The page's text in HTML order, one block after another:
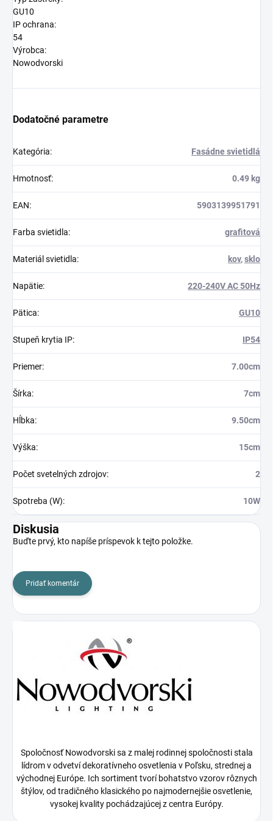
GU10
IP ochrana:
54
Výrobca:
Nowodvorski
Dodatočné parametre
Kategória: Fasádne svietidlá
Hmotnosť: 0.49 kg
EAN: 5903139951791
Farba svietidla: grafitová
Materiál svietidla: kov,sklo
Napätie: 220-240V AC 50Hz
Pätica: GU10
Stupeň krytia IP: IP54
Priemer: 7.00cm
Šírka: 7cm
Hĺbka: 9.50cm
Výška: 15cm
Počet svetelných zdrojov: 2
Spotreba (W): 10W
Diskusia
Buďte prvý, kto napíše príspevok k tejto položke.
Pridať komentár
Spoločnosť Nowodvorski sa z malej rodinnej spoločnosti stala
lídrom v odvetví dekoratívneho osvetlenia v Poľsku, strednej a
východnej Európe. Ich sortiment tvorí bohatstvo vzorov rôznych
štýlov, od tradičného klasického po najmodernejšie osvetlenie,
vysokej kvality pochádzajúcej z centra Európy.